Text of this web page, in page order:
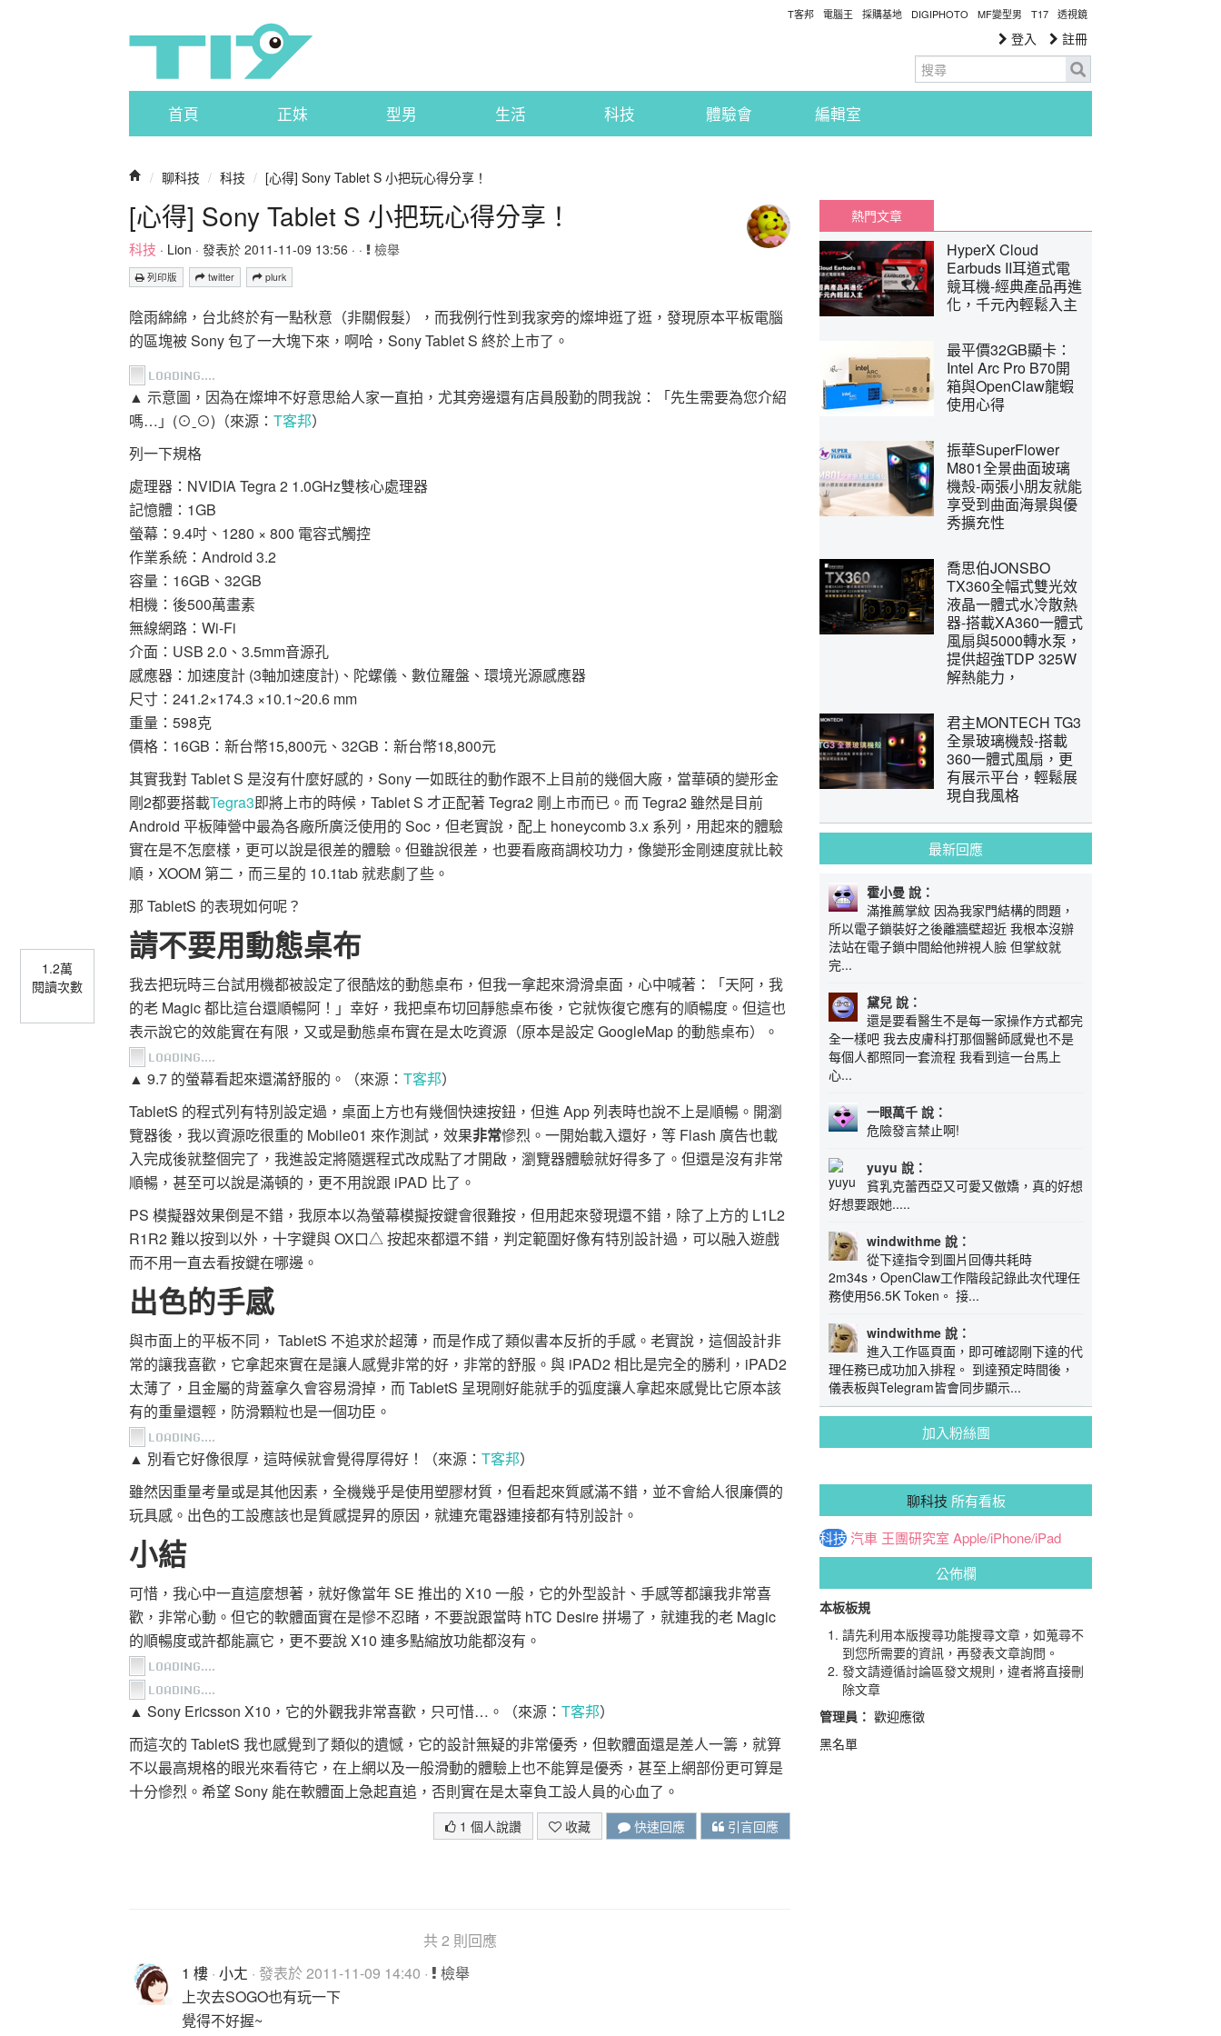
T客邦 電腦王 採購基地 DIGIPHOTO MF變型男 T17 透視鏡
登入 註冊
首頁 正妹 型男 生活 科技 體驗會 編輯室
/ 聊科技 / 科技 / [心得] Sony Tablet S 小把玩心得分享！
[心得] Sony Tablet S 小把玩心得分享！
科技 · Lion · 發表於 2011-11-09 13:56 · · 檢舉
列印版 twitter plurk
1.2萬
閱讀次數
陰雨綿綿，台北終於有一點秋意（非關假髮），而我例行性到我家旁的燦坤逛了逛，發現原本平板電腦
的區塊被 Sony 包了一大塊下來，啊哈，Sony Tablet S 終於上市了。
▲ 示意圖，因為在燦坤不好意思給人家一直拍，尤其旁邊還有店員殷勤的問我說：「先生需要為您介紹
嗎…」(⊙ˍ⊙)（來源： T客邦）
列一下規格
處理器：NVIDIA Tegra 2 1.0GHz雙核心處理器
記憶體：1GB
螢幕：9.4吋、1280 × 800 電容式觸控
作業系統：Android 3.2
容量：16GB、32GB
相機：後500萬畫素
無線網路：Wi-Fi
介面：USB 2.0、3.5mm音源孔
感應器：加速度計 (3軸加速度計)、陀螺儀、數位羅盤、環境光源感應器
尺寸：241.2×174.3 ×10.1~20.6 mm
重量：598克
價格：16GB：新台幣15,800元、32GB：新台幣18,800元
其實我對 Tablet S 是沒有什麼好感的，Sony 一如既往的動作跟不上目前的幾個大廠，當華碩的變形金
剛2都要搭載Tegra3即將上市的時候，Tablet S 才正配著 Tegra2 剛上市而已。而 Tegra2 雖然是目前
Android 平板陣營中最為各廠所廣泛使用的 Soc，但老實說，配上 honeycomb 3.x 系列，用起來的體驗
實在是不怎麼樣，更可以說是很差的體驗。但雖說很差，也要看廠商調校功力，像變形金剛速度就比較
順，XOOM 第二，而三星的 10.1tab 就悲劇了些。
那 TabletS 的表現如何呢？
請不要用動態桌布
我去把玩時三台試用機都被設定了很酷炫的動態桌布，但我一拿起來滑滑桌面，心中喊著：「天阿，我
的老 Magic 都比這台還順暢阿！」幸好，我把桌布切回靜態桌布後，它就恢復它應有的順暢度。但這也
表示說它的效能實在有限，又或是動態桌布實在是太吃資源（原本是設定 GoogleMap 的動態桌布）。
▲ 9.7 的螢幕看起來還滿舒服的。（來源： T客邦）
TabletS 的程式列有特別設定過，桌面上方也有幾個快速按鈕，但進 App 列表時也說不上是順暢。開瀏
覽器後，我以資源吃很重的 Mobile01 來作測試，效果非常慘烈。一開始載入還好，等 Flash 廣告也載
入完成後就整個完了，我進設定將隨選程式改成點了才開啟，瀏覽器體驗就好得多了。但還是沒有非常
順暢，甚至可以說是滿頓的，更不用說跟 iPAD 比了。
PS 模擬器效果倒是不錯，我原本以為螢幕模擬按鍵會很難按，但用起來發現還不錯，除了上方的 L1L2
R1R2 難以按到以外，十字鍵與 OX口△ 按起來都還不錯，判定範圍好像有特別設計過，可以融入遊戲
而不用一直去看按鍵在哪邊。
出色的手感
與市面上的平板不同， TabletS 不追求於超薄，而是作成了類似書本反折的手感。老實說，這個設計非
常的讓我喜歡，它拿起來實在是讓人感覺非常的好，非常的舒服。與 iPAD2 相比是完全的勝利，iPAD2
太薄了，且金屬的背蓋拿久會容易滑掉，而 TabletS 呈現剛好能就手的弧度讓人拿起來感覺比它原本該
有的重量還輕，防滑顆粒也是一個功臣。
▲ 別看它好像很厚，這時候就會覺得厚得好！（來源： T客邦）
雖然因重量考量或是其他因素，全機幾乎是使用塑膠材質，但看起來質感滿不錯，並不會給人很廉價的
玩具感。出色的工設應該也是質感提昇的原因，就連充電器連接都有特別設計。
小結
可惜，我心中一直這麼想著，就好像當年 SE 推出的 X10 一般，它的外型設計、手感等都讓我非常喜
歡，非常心動。但它的軟體面實在是慘不忍睹，不要說跟當時 hTC Desire 拼場了，就連我的老 Magic
的順暢度或許都能贏它，更不要說 X10 連多點縮放功能都沒有。
▲ Sony Ericsson X10，它的外觀我非常喜歡，只可惜…。（來源： T客邦）
而這次的 TabletS 我也感覺到了類似的遺憾，它的設計無疑的非常優秀，但軟體面還是差人一籌，就算
不以最高規格的眼光來看待它，在上網以及一般滑動的體驗上也不能算是優秀，甚至上網部份更可算是
十分慘烈。希望 Sony 能在軟體面上急起直追，否則實在是太辜負工設人員的心血了。
1 個人說讚 收藏 快速回應 引言回應
共 2 則回應
1 樓 · 小ㄤ · 發表於 2011-11-09 14:40 ·
檢舉
上次去SOGO也有玩一下
覺得不好握~
熱門文章
HyperX Cloud
Earbuds II耳道式電
競耳機-經典產品再進
化，千元內輕鬆入主
最平價32GB顯卡：
Intel Arc Pro B70開
箱與OpenClaw龍蝦
使用心得
振華SuperFlower
M801全景曲面玻璃
機殼-兩張小朋友就能
享受到曲面海景與優
秀擴充性
喬思伯JONSBO
TX360全幅式雙光效
液晶一體式水冷散熱
器-搭載XA360一體式
風扇與5000轉水泵，
提供超強TDP 325W
解熱能力，
君主MONTECH TG3
全景玻璃機殼-搭載
360一體式風扇，更
有展示平台，輕鬆展
現自我風格
最新回應
霍小曼 說：
滿推薦掌紋 因為我家門結構的問題，
所以電子鎖裝好之後離牆壁超近 我根本沒辦
法站在電子鎖中間給他辨視人臉 但掌紋就
完...
黛兒 說：
還是要看醫生不是每一家操作方式都完
全一樣吧 我去皮膚科打那個醫師感覺也不是
每個人都照同一套流程 我看到這一台馬上
心...
一眼萬千 說：
危險發言禁止啊!
yuyu 說：
貧乳克蕾西亞又可愛又傲嬌，真的好想
好想要跟她.....
windwithme 說：
從下達指令到圖片回傳共耗時
2m34s，OpenClaw工作階段記錄此次代理任
務使用56.5K Token。 接...
windwithme 說：
進入工作區頁面，即可確認剛下達的代
理任務已成功加入排程。 到達預定時間後，
儀表板與Telegram皆會同步顯示...
加入粉絲團
聊科技 所有看板
科技汽車 王團研究室 Apple/iPhone/iPad
公佈欄
本板板規
請先利用本版搜尋功能搜尋文章，如蒐尋不
到您所需要的資訊，再發表文章詢問。
發文請遵循討論區發文規則，違者將直接刪
除文章
管理員： 歡迎應徵
黑名單